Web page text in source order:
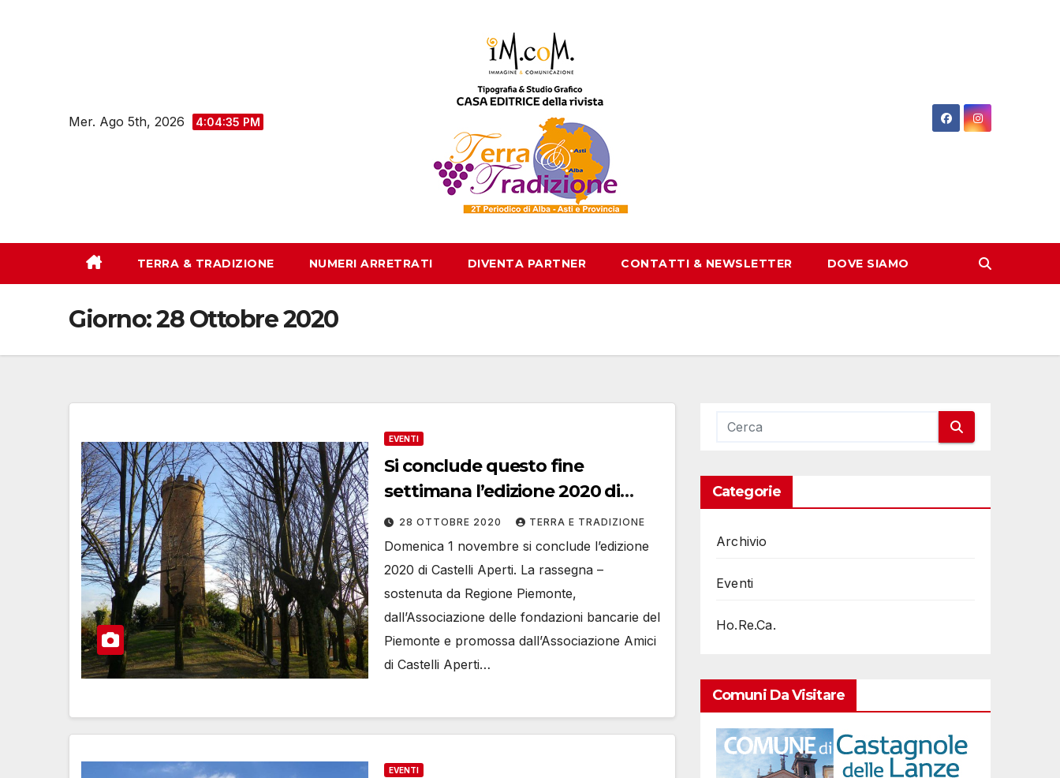
Mer. Ago 5th, 2026 4:04:36 PM
TERRA & TRADIZIONE NUMERI ARRETRATI DIVENTA PARTNER CONTATTI & NEWSLETTER DOVE SIAMO
Giorno:28 Ottobre 2020
EVENTI
Si conclude questo fine
settimana l’edizione 2020 di
Castelli Aperti
28 OTTOBRE 2020 TERRA E TRADIZIONE
Domenica 1 novembre si conclude l’edizione
2020 di Castelli Aperti. La rassegna –
sostenuta da Regione Piemonte,
dall’Associazione delle fondazioni bancarie del
Piemonte e promossa dall’Associazione Amici
di Castelli Aperti…
EVENTI
Categorie
Archivio
Eventi
Ho.Re.Ca.
Comuni Da Visitare